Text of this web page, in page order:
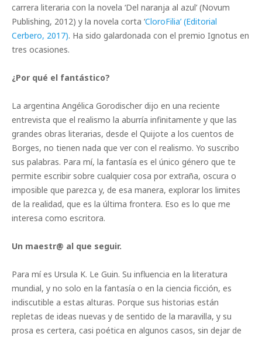
carrera literaria con la novela ‘Del naranja al azul’ (Novum
Publishing, 2012) y la novela corta ‘CloroFilia’ (Editorial
Cerbero, 2017). Ha sido galardonada con el premio Ignotus en
tres ocasiones.
¿Por qué el fantástico?
La argentina Angélica Gorodischer dijo en una reciente
entrevista que el realismo la aburría infinitamente y que las
grandes obras literarias, desde el Quijote a los cuentos de
Borges, no tienen nada que ver con el realismo. Yo suscribo
sus palabras. Para mí, la fantasía es el único género que te
permite escribir sobre cualquier cosa por extraña, oscura o
imposible que parezca y, de esa manera, explorar los limites
de la realidad, que es la última frontera. Eso es lo que me
interesa como escritora.
Un maestr@ al que seguir.
Para mí es Ursula K. Le Guin. Su influencia en la literatura
mundial, y no solo en la fantasía o en la ciencia ficción, es
indiscutible a estas alturas. Porque sus historias están
repletas de ideas nuevas y de sentido de la maravilla, y su
prosa es certera, casi poética en algunos casos, sin dejar de